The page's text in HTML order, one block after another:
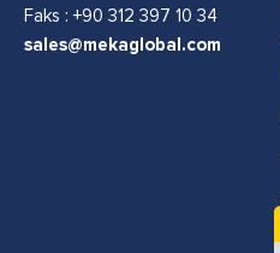
Faks : +90 312 397 10 34
sales@mekaglobal.com